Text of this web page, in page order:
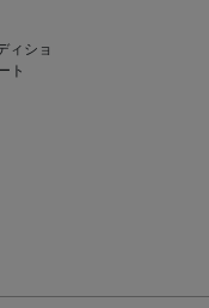
ィショ
ト